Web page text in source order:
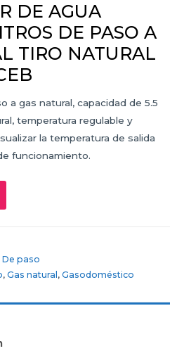
DE AGUA
DE PASO A
TIRO NATURAL
a gas natural, capacidad de 5.5
temperatura regulable y
la temperatura de salida
funcionamiento.
De paso
, Gas natural, Gasodoméstico